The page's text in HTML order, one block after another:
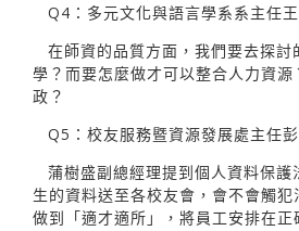
Q4：多元文化與語言學系系主任
在師資的品質方面，我們要去探討
學？而要怎麼做才可以整合人力資
政？
Q5：校友服務暨資源發展處主任
蒲樹盛副總經理提到個人資料保護
生的資料送至各校友會，會不會觸
做到「適才適所」，將員工安排在正